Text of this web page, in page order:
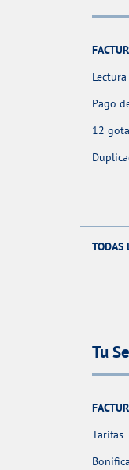
Pago
12
TODAS
Tu
Tarifas